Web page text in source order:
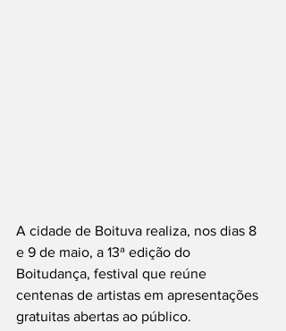
A cidade de Boituva realiza, nos dias 8
e 9 de maio, a 13ª edição do
Boitudança, festival que reúne
centenas de artistas em apresentações
gratuitas abertas ao público.